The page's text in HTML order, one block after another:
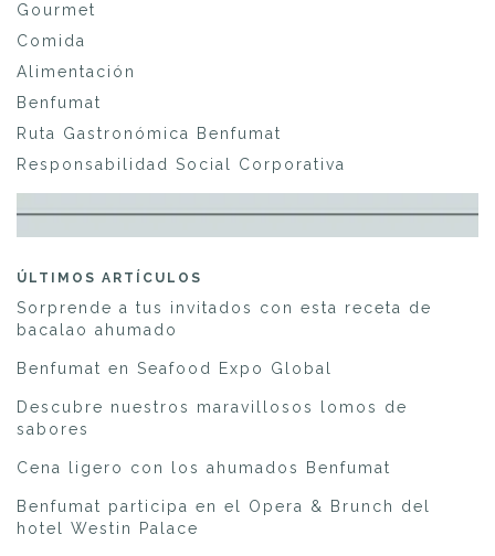
Gourmet
Comida
Alimentación
Benfumat
Ruta Gastronómica Benfumat
Responsabilidad Social Corporativa
ÚLTIMOS ARTÍCULOS
Sorprende a tus invitados con esta receta de
bacalao ahumado
Benfumat en Seafood Expo Global
Descubre nuestros maravillosos lomos de
sabores
Cena ligero con los ahumados Benfumat
Benfumat participa en el Opera & Brunch del
hotel Westin Palace